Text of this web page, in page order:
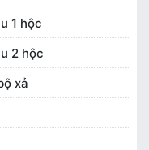
1 hộc
2 hộc
xả